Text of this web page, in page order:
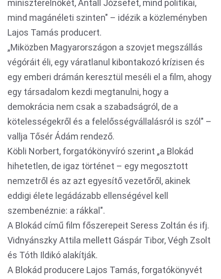
miniszterelnökét, Antall Józsefet, mind politikai,
mind magánéleti szinten" – idézik a közleményben
Lajos Tamás producert.
„Miközben Magyarországon a szovjet megszállás
végóráit éli, egy váratlanul kibontakozó krízisen és
egy emberi drámán keresztül meséli el a film, ahogy
egy társadalom kezdi megtanulni, hogy a
demokrácia nem csak a szabadságról, de a
kötelességekről és a felelősségvállalásról is szól" –
vallja Tősér Ádám rendező.
Köbli Norbert, forgatókönyvíró szerint „a Blokád
hihetetlen, de igaz történet – egy megosztott
nemzetről és az azt egyesítő vezetőről, akinek
eddigi élete legádázabb ellenségével kell
szembenéznie: a rákkal".
A Blokád című film főszerepeit Seress Zoltán és ifj.
Vidnyánszky Attila mellett Gáspár Tibor, Végh Zsolt
és Tóth Ildikó alakítják.
A Blokád producere Lajos Tamás, forgatókönyvét